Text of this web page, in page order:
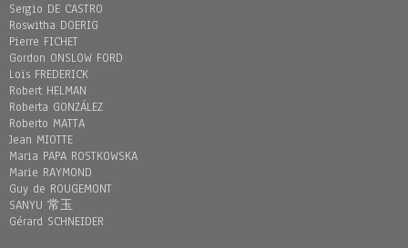
Sergio DE CASTRO
Roswitha DOERIG
Pierre FICHET
Gordon ONSLOW FORD
Loïs FREDERICK
Robert HELMAN
Roberta GONZÁLEZ
Roberto MATTA
Jean MIOTTE
Maria PAPA ROSTKOWSKA
Marie RAYMOND
Guy de ROUGEMONT
SANYU 常玉
Gérard SCHNEIDER